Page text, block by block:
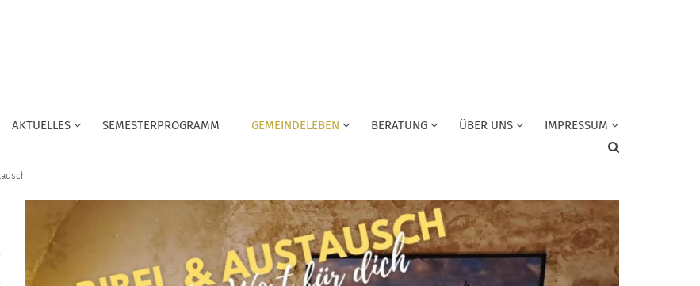
AKTUELLES SEMESTERPROGRAMM GEMEINDELEBEN BERATUNG ÜBER UNS IMPRESSUM